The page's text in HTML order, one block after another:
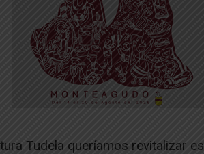
Tudela queríamos revitalizar